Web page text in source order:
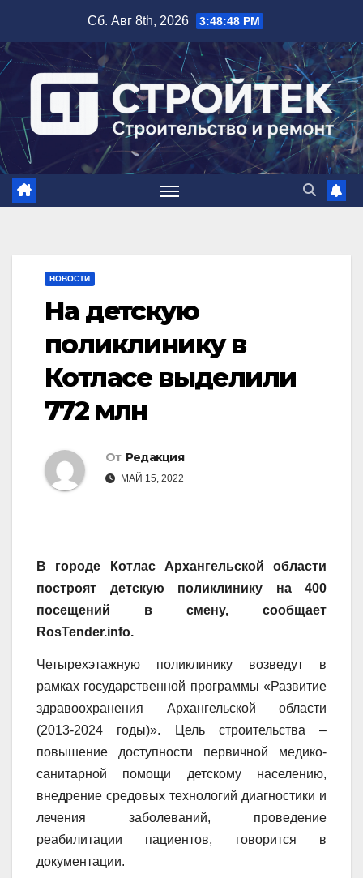
содержимому
Сб. Авг 8th, 2026 3:48:49 PM
НОВОСТИ
На детскую
поликлинику в
Котласе выделили
772 млн
От Редакция
МАЙ 15, 2022
В городе Котлас Архангельской области
построят детскую поликлинику на 400
посещений в смену, сообщает
RosTender.info.
Четырехэтажную поликлинику возведут в
рамках государственной программы «Развитие
здравоохранения Архангельской области
(2013-2024 годы)». Цель строительства –
повышение доступности первичной медико-
санитарной помощи детскому населению,
внедрение средовых технологий диагностики и
лечения заболеваний, проведение
реабилитации пациентов, говорится в
документации.